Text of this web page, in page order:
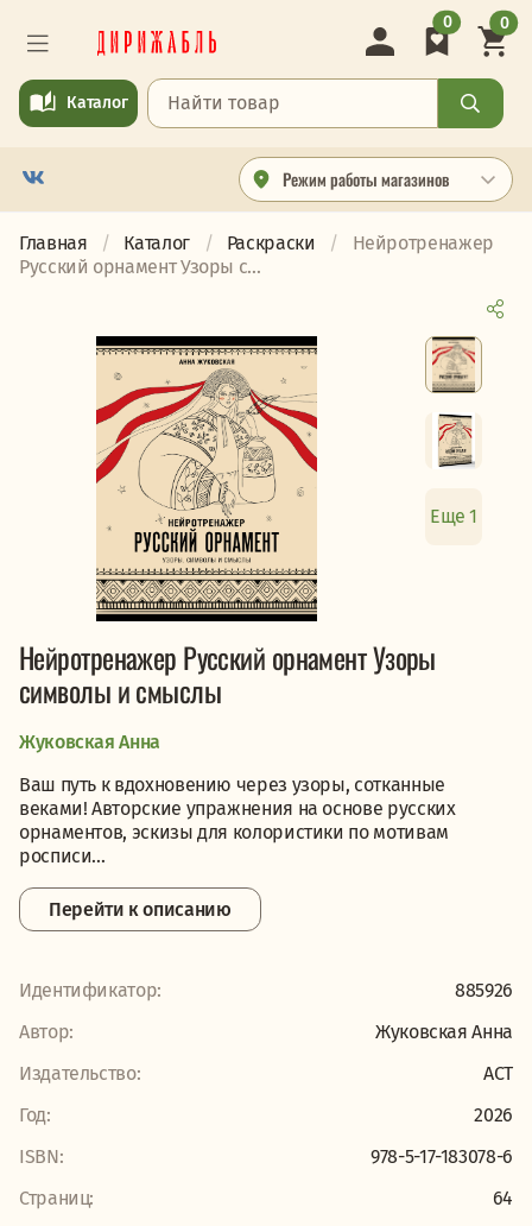
Режим работы магазинов
Каталог
0 0
Главная Каталог Раскраски
Нейротренажер
Русский орнамент Узоры с...
Еще 1
Нейротренажер Русский орнамент Узоры
символы и смыслы
Жуковская Анна
Ваш путь к вдохновению через узоры, сотканные
веками! Авторские упражнения на основе русских
орнаментов, эскизы для колористики по мотивам
росписи...
Перейти к описанию
Идентификатор:
885926
Автор:
Жуковская Анна
Издательство:
АСТ
Год:
2026
ISBN:
978-5-17-183078-6
Страниц:
64